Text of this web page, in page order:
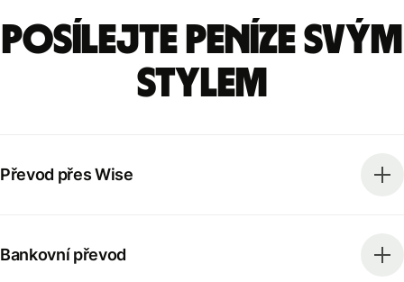
Posílejte peníze svým
stylem
Převod přes Wise
Bankovní převod